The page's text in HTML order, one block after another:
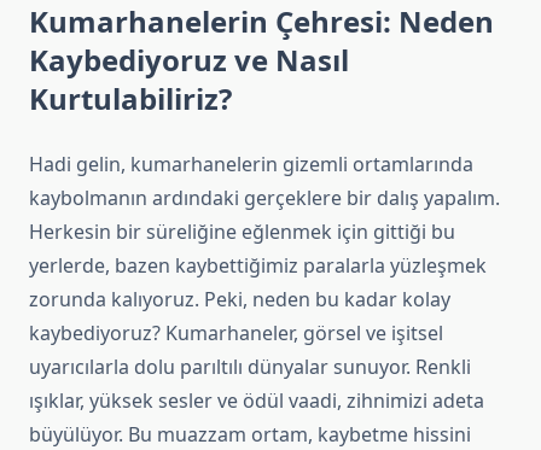
Kumarhanelerin Çehresi: Neden
Kaybediyoruz ve Nasıl
Kurtulabiliriz?
Hadi gelin, kumarhanelerin gizemli ortamlarında
kaybolmanın ardındaki gerçeklere bir dalış yapalım.
Herkesin bir süreliğine eğlenmek için gittiği bu
yerlerde, bazen kaybettiğimiz paralarla yüzleşmek
zorunda kalıyoruz. Peki, neden bu kadar kolay
kaybediyoruz? Kumarhaneler, görsel ve işitsel
uyarıcılarla dolu parıltılı dünyalar sunuyor. Renkli
ışıklar, yüksek sesler ve ödül vaadi, zihnimizi adeta
büyülüyor. Bu muazzam ortam, kaybetme hissini